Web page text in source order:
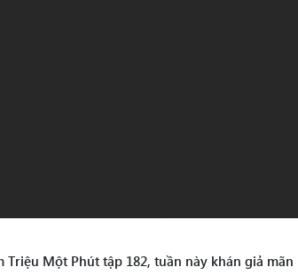
Triệu Một Phút tập 182, tuần này khán giả